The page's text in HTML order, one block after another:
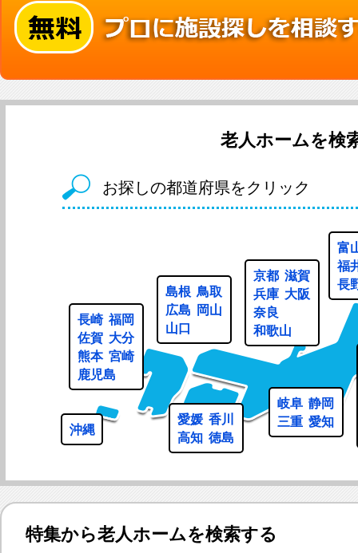
老人ホームを検
お探しの都道府県をクリック
富
福
長
岐阜 静岡
三重 愛知
京都 滋賀
兵庫 大阪
奈良
和歌山
島根 鳥取
広島
岡山
山口
愛媛 香川
高知 徳島
長崎 福岡
佐賀 大分
熊本 宮崎
鹿児島
沖縄
特集から老人ホームを検索する